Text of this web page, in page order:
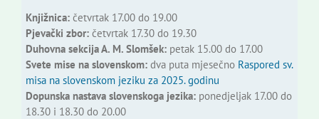
Knjižnica:četvrtak 17.00 do 19.00
Pjevački zbor:četvrtak 17.30 do 19.30
Duhovna sekcija A. M. Slomšek:petak 15.00 do 17.00
Svete mise na slovenskom:dva puta mjesečno Raspored sv.
misa na slovenskom jeziku za 2025. godinu
Dopunska nastava slovenskoga jezika:ponedjeljak 17.00 do
18.30 i 18.30 do 20.00